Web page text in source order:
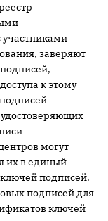
заверяют
к этому
могут
их в единый
подписей.
подписей для
ключей